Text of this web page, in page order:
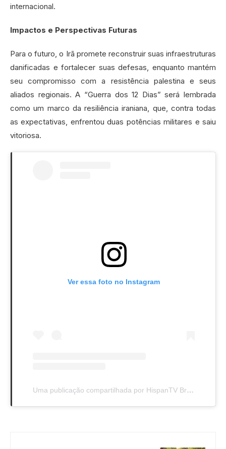
internacional.
Impactos e Perspectivas Futuras
Para o futuro, o Irã promete reconstruir suas infraestruturas
danificadas e fortalecer suas defesas, enquanto mantém
seu compromisso com a resistência palestina e seus
aliados regionais. A “Guerra dos 12 Dias” será lembrada
como um marco da resiliência iraniana, que, contra todas
as expectativas, enfrentou duas potências militares e saiu
vitoriosa.
Ver essa foto no Instagram
Uma publicação compartilhada por HispanTV Brasil | Português (@hispantv_brasil)